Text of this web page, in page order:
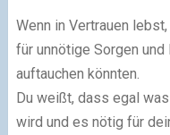
Wenn in Vertrauen
für unnötige Sorgen
auftauchen könnten.
Du weißt, dass egal
wird und es nötig für